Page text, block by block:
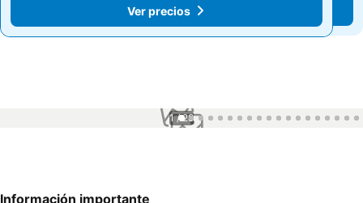
Ver precios
Ver precios
1 / 28
Información importante